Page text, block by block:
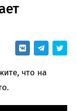
что на